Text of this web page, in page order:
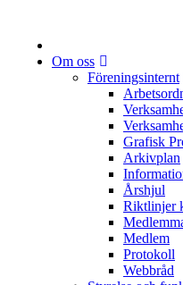
Om oss
Föreningsinternt
Grafisk
Arkivplan
Årshjul
Riktlinjer
Medlem
Protokoll
Webbråd